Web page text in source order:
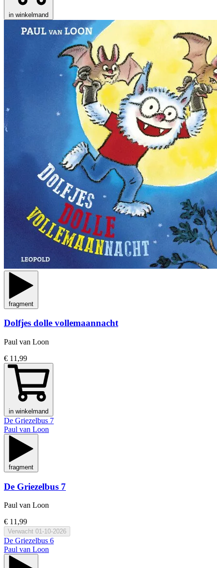
in winkelmand
fragment
Dolfjes dolle vollemaannacht
Paul van Loon
€ 11,99
in winkelmand
De Griezelbus 7
Paul van Loon
fragment
De Griezelbus 7
Paul van Loon
€ 11,99
Verwacht 01-10-2026
De Griezelbus 6
Paul van Loon